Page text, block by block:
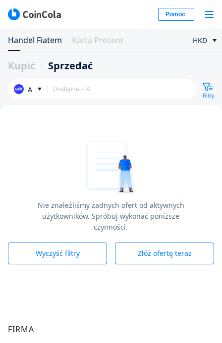
Pomoc
Handel Fiatem Karta Prezent HKD
Kupić Sprzedać
A
Filtry
Nie znaleźliśmy żadnych ofert od aktywnych
użytkowników. Spróbuj wykonać poniższe
czynności.
Wyczyść filtry Złóż ofertę teraz
FIRMA